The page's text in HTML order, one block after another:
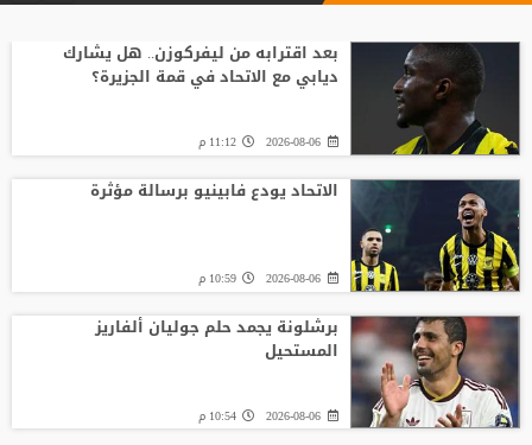
بعد اقترابه من ليفركوزن.. هل يشارك
ديابي مع الاتحاد في قمة الجزيرة؟
2026-08-06 11:12 م
الاتحاد يودع فابينيو برسالة مؤثرة
2026-08-06 10:59 م
برشلونة يجمد حلم جوليان ألفاريز
المستحيل
2026-08-06 10:54 م